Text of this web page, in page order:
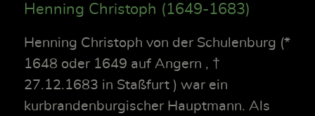
Henning Christoph (1649-1683)
Henning Christoph von der Schulenburg (*
1648 oder 1649 auf Angern , †
27.12.1683 in Staßfurt ) war ein
kurbrandenburgischer Hauptmann. Als